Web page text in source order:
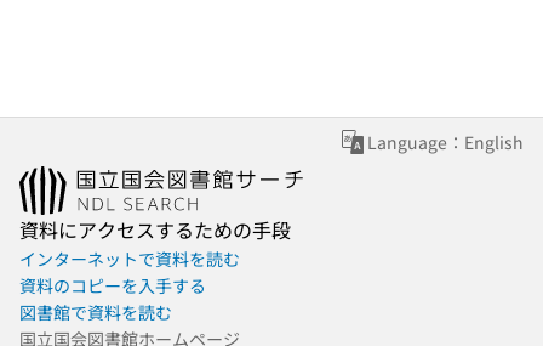
Language：English
資料にアクセスするための手段
インターネットで資料を読む
資料のコピーを入手する
図書館で資料を読む
国立国会図書館ホームページ